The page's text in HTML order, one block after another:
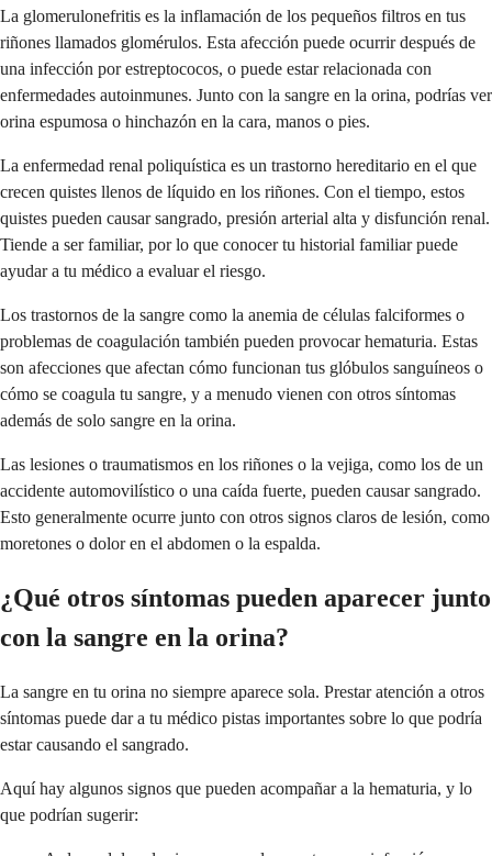
La glomerulonefritis es la inflamación de los pequeños filtros en tus
riñones llamados glomérulos. Esta afección puede ocurrir después de
una infección por estreptococos, o puede estar relacionada con
enfermedades autoinmunes. Junto con la sangre en la orina, podrías ver
orina espumosa o hinchazón en la cara, manos o pies.
La enfermedad renal poliquística es un trastorno hereditario en el que
crecen quistes llenos de líquido en los riñones. Con el tiempo, estos
quistes pueden causar sangrado, presión arterial alta y disfunción renal.
Tiende a ser familiar, por lo que conocer tu historial familiar puede
ayudar a tu médico a evaluar el riesgo.
Los trastornos de la sangre como la anemia de células falciformes o
problemas de coagulación también pueden provocar hematuria. Estas
son afecciones que afectan cómo funcionan tus glóbulos sanguíneos o
cómo se coagula tu sangre, y a menudo vienen con otros síntomas
además de solo sangre en la orina.
Las lesiones o traumatismos en los riñones o la vejiga, como los de un
accidente automovilístico o una caída fuerte, pueden causar sangrado.
Esto generalmente ocurre junto con otros signos claros de lesión, como
moretones o dolor en el abdomen o la espalda.
¿Qué otros síntomas pueden aparecer junto
con la sangre en la orina?
La sangre en tu orina no siempre aparece sola. Prestar atención a otros
síntomas puede dar a tu médico pistas importantes sobre lo que podría
estar causando el sangrado.
Aquí hay algunos signos que pueden acompañar a la hematuria, y lo
que podrían sugerir: